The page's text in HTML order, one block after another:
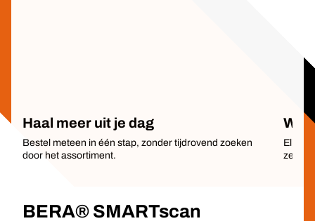
Haal meer uit je dag
Bestel meteen in één stap, zonder tijdrovend zoeken
door het assortiment.
Elk
zeker
BERA® SMARTscan